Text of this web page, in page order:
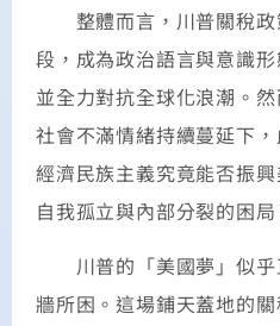
整體而言，川普關稅政
段，成為政治語言與意識
並全力對抗全球化浪潮。
社會不滿情緒持續蔓延下
經濟民族主義究竟能否振
自我孤立與內部分裂的困
川普的「美國夢」似乎
牆所困。這場鋪天蓋地的